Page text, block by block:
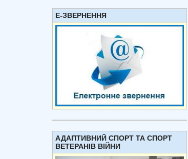
Е-ЗВЕРНЕННЯ
АДАПТИВНИЙ СПОРТ ТА СПОРТ
ВЕТЕРАНІВ ВІЙНИ